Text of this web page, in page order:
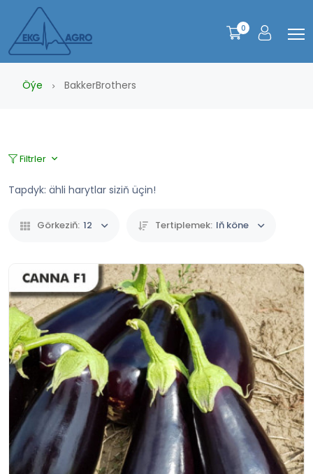
0
Öýe BakkerBrothers
Filtrler
Tapdyk: ähli harytlar siziň üçin!
Görkeziň: 12 Tertiplemek: Iň köne